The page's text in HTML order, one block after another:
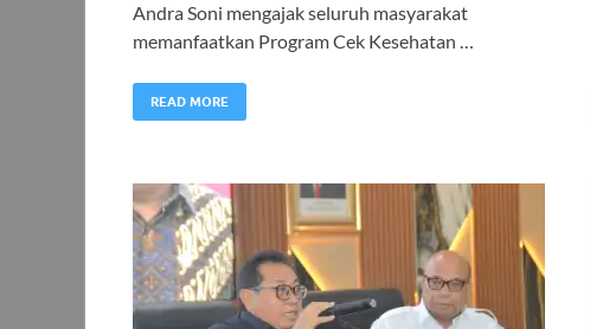
Andra Soni mengajak seluruh masyarakat
memanfaatkan Program Cek Kesehatan …
READ MORE